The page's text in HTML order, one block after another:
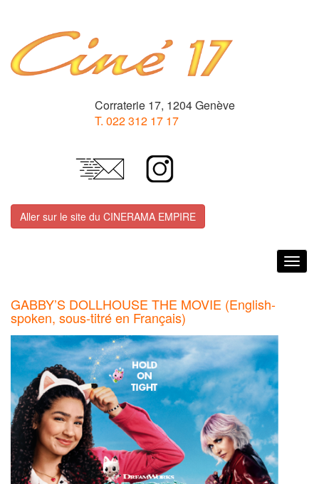
Corraterie 17, 1204 Genève
T. 022 312 17 17
Aller sur le site du CINERAMA EMPIRE
GABBY’S DOLLHOUSE THE MOVIE (English-
spoken, sous-titré en Français)